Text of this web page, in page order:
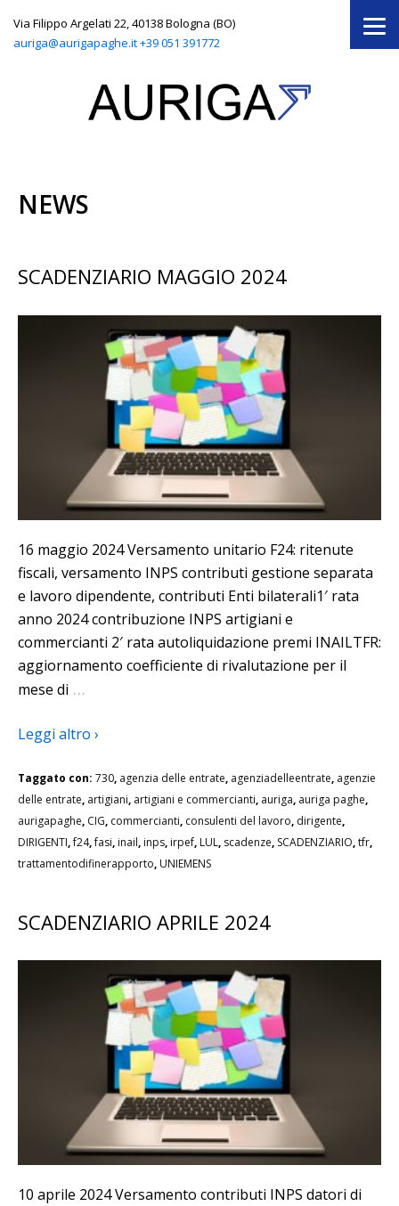
Via Filippo Argelati 22, 40138 Bologna (BO)
auriga@aurigapaghe.it+39 051 391772
NEWS
SCADENZIARIO MAGGIO 2024
16 maggio 2024 Versamento unitario F24: ritenute
fiscali, versamento INPS contributi gestione separata
e lavoro dipendente, contributi Enti bilaterali1′ rata
anno 2024 contribuzione INPS artigiani e
commercianti 2′ rata autoliquidazione premi INAILTFR:
aggiornamento coefficiente di rivalutazione per il
mese di …
Leggi altro ›
Taggato con: 730, agenzia delle entrate, agenziadelleentrate, agenzie
delle entrate, artigiani, artigiani e commercianti, auriga, auriga paghe,
aurigapaghe, CIG, commercianti, consulenti del lavoro, dirigente,
DIRIGENTI,f24,fasi, inail, inps, irpef, LUL, scadenze, SCADENZIARIO,tfr,
trattamentodifinerapporto, UNIEMENS
SCADENZIARIO APRILE 2024
10 aprile 2024 Versamento contributi INPS datori di